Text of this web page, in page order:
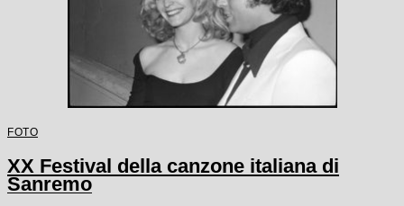
FOTO
XX Festival della canzone italiana di
Sanremo